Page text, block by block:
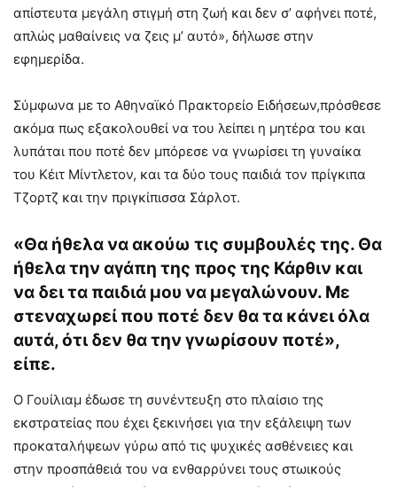
απίστευτα μεγάλη στιγμή στη ζωή και δεν σ’ αφήνει ποτέ,
απλώς μαθαίνεις να ζεις μ’ αυτό», δήλωσε στην
εφημερίδα.
Σύμφωνα με το Αθηναϊκό Πρακτορείο Ειδήσεων,πρόσθεσε
ακόμα πως εξακολουθεί να του λείπει η μητέρα του και
λυπάται που ποτέ δεν μπόρεσε να γνωρίσει τη γυναίκα
του Κέιτ Μίντλετον, και τα δύο τους παιδιά τον πρίγκιπα
Τζορτζ και την πριγκίπισσα Σάρλοτ.
«Θα ήθελα να ακούω τις συμβουλές της. Θα
ήθελα την αγάπη της προς της Κάρθιν και
να δει τα παιδιά μου να μεγαλώνουν. Με
στεναχωρεί που ποτέ δεν θα τα κάνει όλα
αυτά, ότι δεν θα την γνωρίσουν ποτέ»,
είπε.
Ο Γουίλιαμ έδωσε τη συνέντευξη στο πλαίσιο της
εκστρατείας που έχει ξεκινήσει για την εξάλειψη των
προκαταλήψεων γύρω από τις ψυχικές ασθένειες και
στην προσπάθειά του να ενθαρρύνει τους στωικούς